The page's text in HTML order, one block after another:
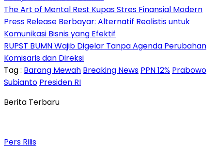
The Art of Mental Rest Kupas Stres Finansial Modern
Press Release Berbayar: Alternatif Realistis untuk
Komunikasi Bisnis yang Efektif
RUPST BUMN Wajib Digelar Tanpa Agenda Perubahan
Komisaris dan Direksi
Tag : Barang Mewah Breaking News PPN 12% Prabowo
Subianto Presiden RI
Berita Terbaru
Pers Rilis